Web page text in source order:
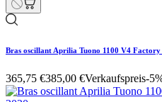
Bras oscillant Aprilia Tuono 1100 V4 Factory
365,75 €385,00 €Verkaufspreis-